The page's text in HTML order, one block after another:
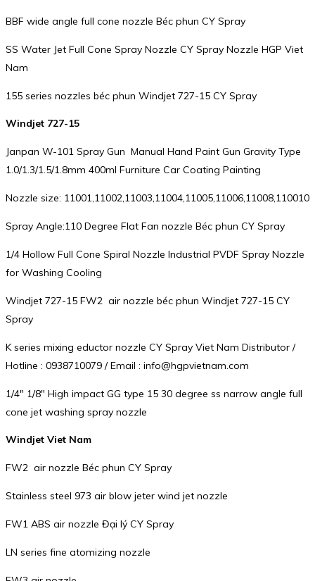
BBF wide angle full cone nozzle Béc phun CY Spray
SS Water Jet Full Cone Spray Nozzle CY Spray Nozzle HGP Viet
Nam
155 series nozzles béc phun Windjet 727-15 CY Spray
Windjet 727-15
Janpan W-101 Spray Gun Manual Hand Paint Gun Gravity Type
1.0/1.3/1.5/1.8mm 400ml Furniture Car Coating Painting
Nozzle size: 11001,11002,11003,11004,11005,11006,11008,110010
Spray Angle:110 Degree Flat Fan nozzle Béc phun CY Spray
1/4 Hollow Full Cone Spiral Nozzle Industrial PVDF Spray Nozzle
for Washing Cooling
Windjet 727-15 FW2 air nozzle béc phun Windjet 727-15 CY
Spray
K series mixing eductor nozzle CY Spray Viet Nam Distributor /
Hotline : 0938710079 / Email : info@hgpvietnam.com
1/4″ 1/8″ High impact GG type 15 30 degree ss narrow angle full
cone jet washing spray nozzle
Windjet Viet Nam
FW2 air nozzle Béc phun CY Spray
Stainless steel 973 air blow jeter wind jet nozzle
FW1 ABS air nozzle Đại lý CY Spray
LN series fine atomizing nozzle